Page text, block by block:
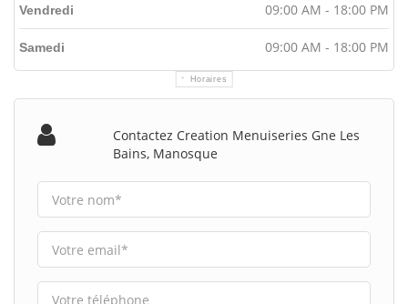
Horaires
Vendredi 09:00 AM - 18:00 PM
Samedi 09:00 AM - 18:00 PM
Contactez Creation Menuiseries Gne Les
Bains, Manosque